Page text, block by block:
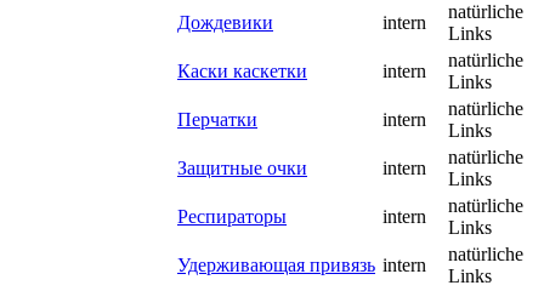
Дождевики
intern
natürliche
Links
Каски каскетки
intern
natürliche
Links
Перчатки
intern
natürliche
Links
Защитные очки
intern
natürliche
Links
Респираторы
intern
natürliche
Links
Удерживающая привязь intern
natürliche
Links